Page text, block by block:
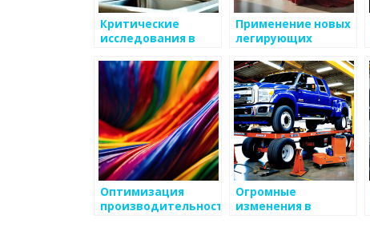
Критические
исследования в
металлургии
Применение новых
легирующих
Оптимизация
производительности
Огромные
изменения в